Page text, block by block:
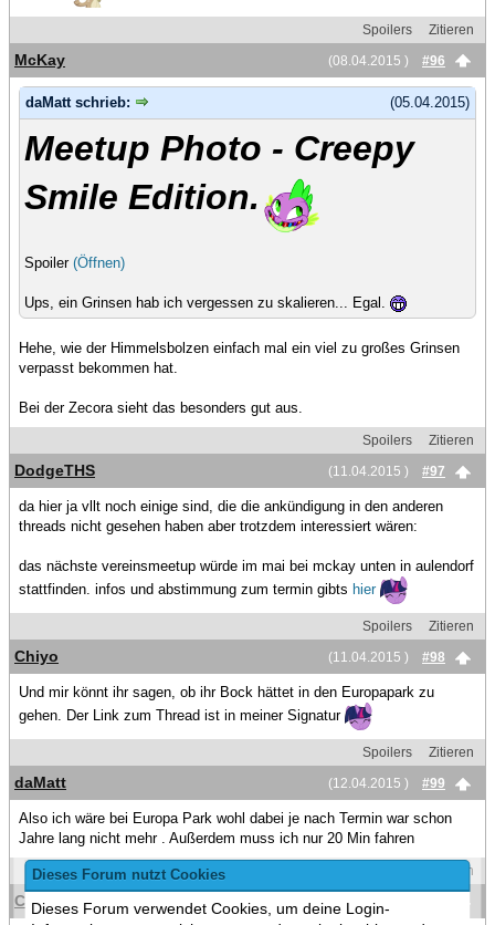
Dieses Forum nutzt Cookies
Dieses Forum verwendet Cookies, um deine Login-
Spoilers
Zitieren
(08.04.2015 )
#96
McKay
(05.04.2015)
daMatt schrieb:
Meetup Photo - Creepy
Smile Edition.
Spoiler (Öffnen)
Ups, ein Grinsen hab ich vergessen zu skalieren... Egal.
Hehe, wie der Himmelsbolzen einfach mal ein viel zu großes Grinsen
verpasst bekommen hat.
Bei der Zecora sieht das besonders gut aus.
Spoilers
Zitieren
(11.04.2015 )
#97
DodgeTHS
da hier ja vllt noch einige sind, die die ankündigung in den anderen
threads nicht gesehen haben aber trotzdem interessiert wären:
das nächste vereinsmeetup würde im mai bei mckay unten in aulendorf
stattfinden. infos und abstimmung zum termin gibts hier
Spoilers
Zitieren
(11.04.2015 )
#98
Chiyo
Und mir könnt ihr sagen, ob ihr Bock hättet in den Europapark zu
gehen. Der Link zum Thread ist in meiner Signatur
Spoilers
Zitieren
(12.04.2015 )
#99
daMatt
Also ich wäre bei Europa Park wohl dabei je nach Termin war schon
Jahre lang nicht mehr . Außerdem muss ich nur 20 Min fahren
Zitieren
(12.04.2015 )
Chiyo